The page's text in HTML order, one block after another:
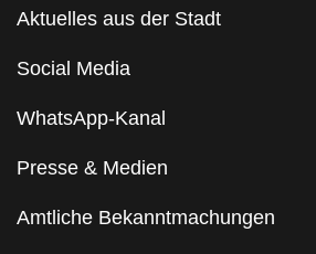
Aktuelles aus der Stadt
Social Media
WhatsApp-Kanal
Presse & Medien
Amtliche Bekanntmachungen